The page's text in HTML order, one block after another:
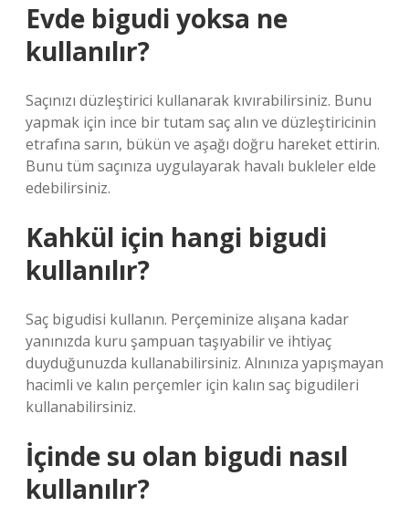
Evde bigudi yoksa ne
kullanılır?
Saçınızı düzleştirici kullanarak kıvırabilirsiniz. Bunu
yapmak için ince bir tutam saç alın ve düzleştiricinin
etrafına sarın, bükün ve aşağı doğru hareket ettirin.
Bunu tüm saçınıza uygulayarak havalı bukleler elde
edebilirsiniz.
Kahkül için hangi bigudi
kullanılır?
Saç bigudisi kullanın. ‌Perçeminize alışana kadar
yanınızda kuru şampuan taşıyabilir ve ihtiyaç
duyduğunuzda kullanabilirsiniz. Alnınıza yapışmayan
hacimli ve kalın perçemler için kalın saç bigudileri
kullanabilirsiniz.
İçinde su olan bigudi nasıl
kullanılır?